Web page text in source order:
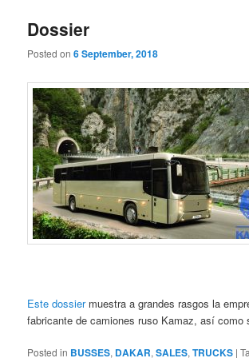
Dossier
Posted on6 September, 2018
Este dossier muestra a grandes rasgos la
fabricante de camiones ruso Kamaz, así como
Posted in BUSSES, DAKAR,SALES,TRUCKS |